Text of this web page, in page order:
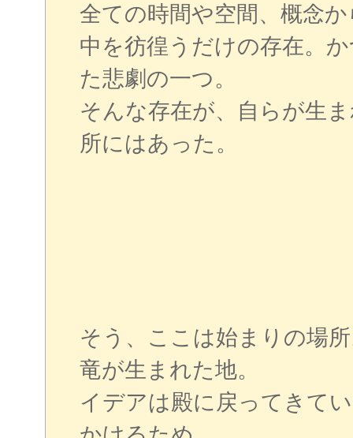
全ての時間や空間、概念
中を彷徨うだけの存在。
た悲劇の一つ。
そんな存在が、自らが生
所にはあった。
そう、ここは始まりの場
竜が生まれた地。
イデアは殿に戻ってきて